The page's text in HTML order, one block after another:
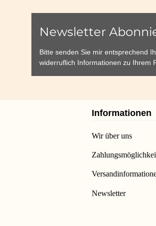
Newsletter
Bitte senden Sie mir entsprechend
widerruflich Informationen zu Ihrem
Informationen
Wir über uns
Newsletter